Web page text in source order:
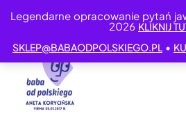
Legendarne opracowanie pytań
2026 KLIKNIJ
SKLEP@BABAODPOLSKIEGO.PL •